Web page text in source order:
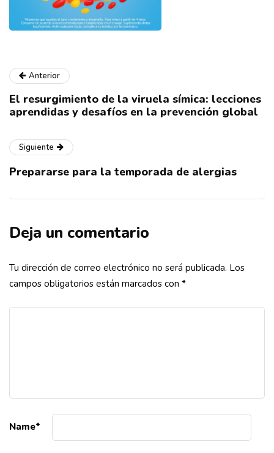
Anterior
El resurgimiento de la viruela símica: lecciones
aprendidas y desafíos en la prevención global
Siguiente
Prepararse para la temporada de alergias
Deja un comentario
Tu dirección de correo electrónico no será publicada. Los
campos obligatorios están marcados con *
Name*